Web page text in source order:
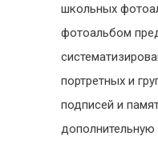
школьных
фотоальбом
портретных и
подписей и